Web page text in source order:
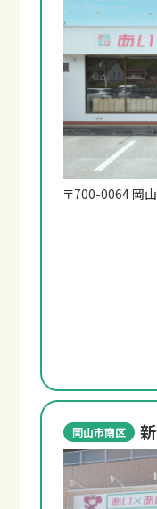
〒700-0064 岡
岡山市南区